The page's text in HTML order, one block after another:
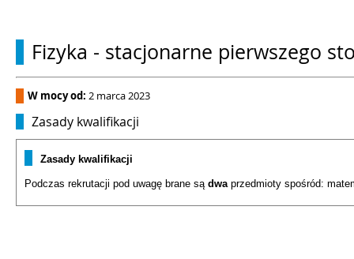
Fizyka - stacjonarne pierwszego
W mocy od: 2 marca 2023
Zasady kwalifikacji
Zasady kwalifikacji
Podczas rekrutacji pod uwagę brane są dwaprzedmioty spośród: